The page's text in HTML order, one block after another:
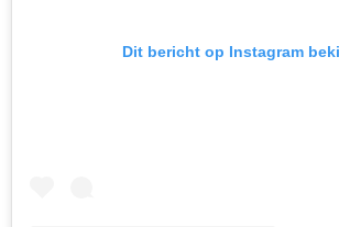
Dit bericht op Instagram